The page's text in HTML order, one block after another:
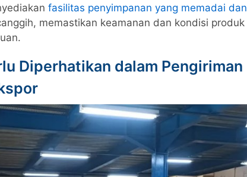
fasilitas penyimpanan yang memadai dan
memastikan keamanan dan kondisi produk
Diperhatikan dalam Pengiriman